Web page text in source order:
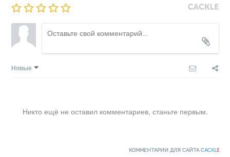
Новые
Никто ещё не оставил комментариев, станьте первым.
КОММЕНТАРИИ ДЛЯ САЙТАCACKLE